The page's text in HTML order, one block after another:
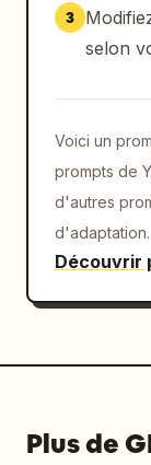
drapée
        "placement": "au milieu à droite,
simple
      },
      {
        "word": "basket",
        "example_sentence": "The basket is
full.",
        "doodles": "contour blanc autour du
3
selon
Voici un
prompts de
d'autres
d'adaptation.
Découvrir
Plus de